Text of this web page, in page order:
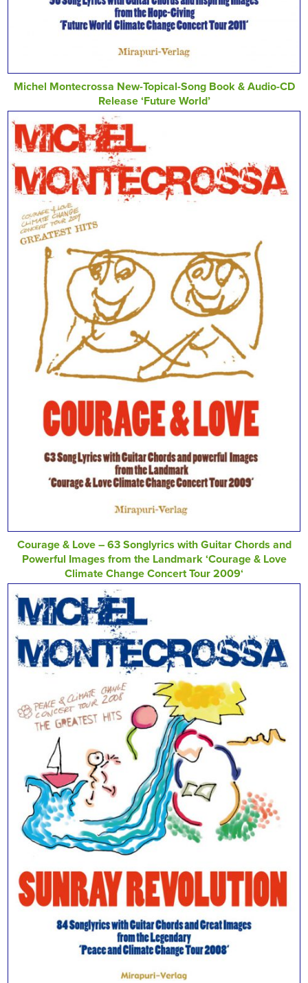
Michel Montecrossa New-Topical-Song Book & Audio-CD
Release ‘Future World’
Courage & Love – 63 Songlyrics with Guitar Chords and
Powerful Images from the Landmark ‘Courage & Love
Climate Change Concert Tour 2009‘